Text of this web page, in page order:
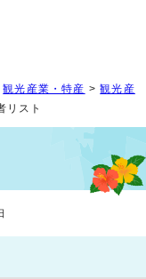
観光産業・特産 >観光産
リスト